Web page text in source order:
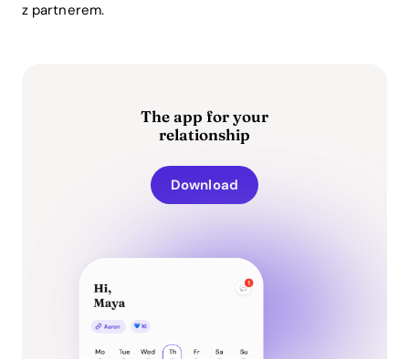
z partnerem.
The app for your
relationship
Download